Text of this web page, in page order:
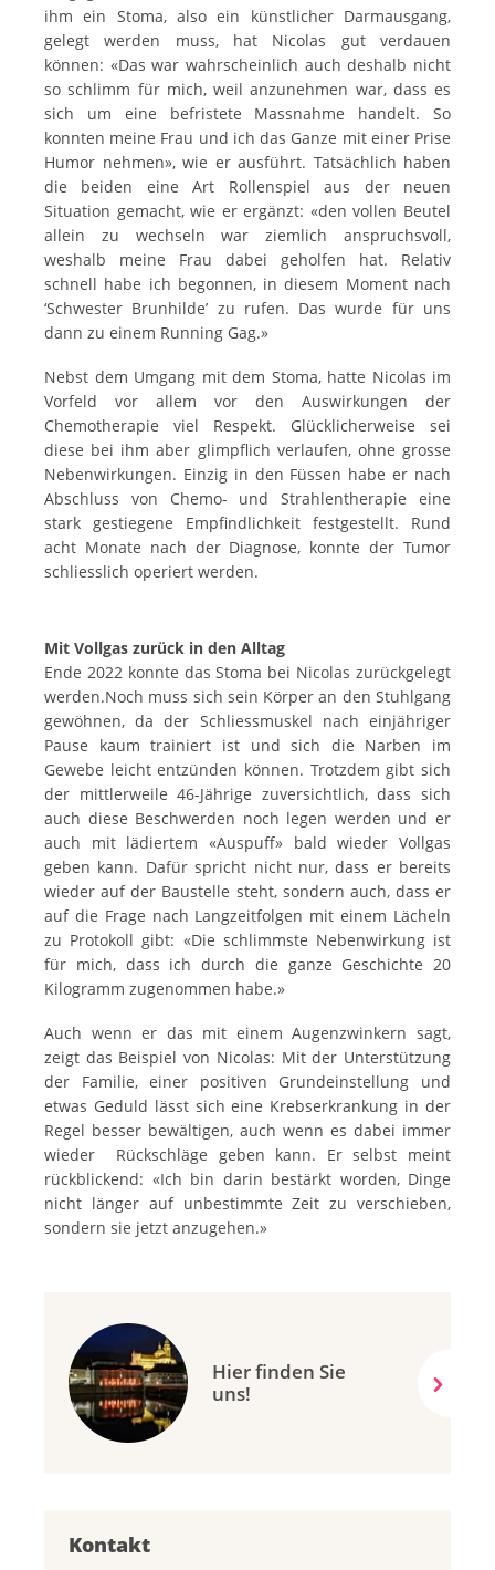
ihm ein Stoma, also ein künstlicher Darmausgang,
gelegt werden muss, hat Nicolas gut verdauen
können: «Das war wahrscheinlich auch deshalb nicht
so schlimm für mich, weil anzunehmen war, dass es
sich um eine befristete Massnahme handelt. So
konnten meine Frau und ich das Ganze mit einer Prise
Humor nehmen», wie er ausführt. Tatsächlich haben
die beiden eine Art Rollenspiel aus der neuen
Situation gemacht, wie er ergänzt: «den vollen Beutel
allein zu wechseln war ziemlich anspruchsvoll,
weshalb meine Frau dabei geholfen hat. Relativ
schnell habe ich begonnen, in diesem Moment nach
‘Schwester Brunhilde’ zu rufen. Das wurde für uns
dann zu einem Running Gag.»
Nebst dem Umgang mit dem Stoma, hatte Nicolas im
Vorfeld vor allem vor den Auswirkungen der
Chemotherapie viel Respekt. Glücklicherweise sei
diese bei ihm aber glimpflich verlaufen, ohne grosse
Nebenwirkungen. Einzig in den Füssen habe er nach
Abschluss von Chemo- und Strahlentherapie eine
stark gestiegene Empfindlichkeit festgestellt. Rund
acht Monate nach der Diagnose, konnte der Tumor
schliesslich operiert werden.
Mit Vollgas zurück in den Alltag
Ende 2022 konnte das Stoma bei Nicolas zurückgelegt
werden.Noch muss sich sein Körper an den Stuhlgang
gewöhnen, da der Schliessmuskel nach einjähriger
Pause kaum trainiert ist und sich die Narben im
Gewebe leicht entzünden können. Trotzdem gibt sich
der mittlerweile 46-Jährige zuversichtlich, dass sich
auch diese Beschwerden noch legen werden und er
auch mit lädiertem «Auspuff» bald wieder Vollgas
geben kann. Dafür spricht nicht nur, dass er bereits
wieder auf der Baustelle steht, sondern auch, dass er
auf die Frage nach Langzeitfolgen mit einem Lächeln
zu Protokoll gibt: «Die schlimmste Nebenwirkung ist
für mich, dass ich durch die ganze Geschichte 20
Kilogramm zugenommen habe.»
Auch wenn er das mit einem Augenzwinkern sagt,
zeigt das Beispiel von Nicolas: Mit der Unterstützung
der Familie, einer positiven Grundeinstellung und
etwas Geduld lässt sich eine Krebserkrankung in der
Regel besser bewältigen, auch wenn es dabei immer
wieder Rückschläge geben kann. Er selbst meint
rückblickend: «Ich bin darin bestärkt worden, Dinge
nicht länger auf unbestimmte Zeit zu verschieben,
sondern sie jetzt anzugehen.»
Hier finden Sie
uns!
Kontakt